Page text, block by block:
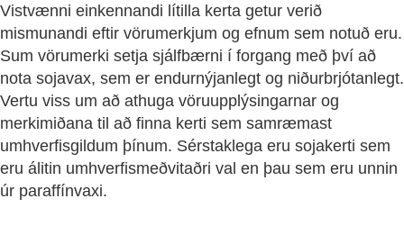
Vistvænni einkennandi lítilla kerta getur verið
mismunandi eftir vörumerkjum og efnum sem notuð eru.
Sum vörumerki setja sjálfbærni í forgang með því að
nota sojavax, sem er endurnýjanlegt og niðurbrjótanlegt.
Vertu viss um að athuga vöruupplýsingarnar og
merkimiðana til að finna kerti sem samræmast
umhverfisgildum þínum. Sérstaklega eru sojakerti sem
eru álitin umhverfismeðvitaðri val en þau sem eru unnin
úr paraffínvaxi.